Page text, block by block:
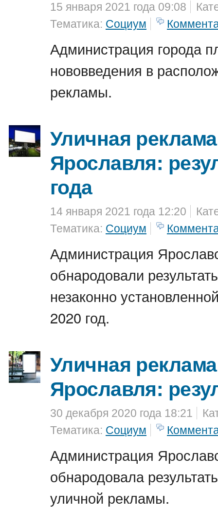
15 января 2021 года 09:08
Тематика: Социум
Администрация города
нововведения в
рекламы.
Уличная реклама
Ярославля:
года
14 января 2021 года 12:20
Тематика: Социум
Администрация
обнародовали
незаконно
2020 год.
Уличная реклама
Ярославля:
30 декабря 2020 года 18:21
Тематика: Социум
Администрация
обнародовала
уличной рекламы.